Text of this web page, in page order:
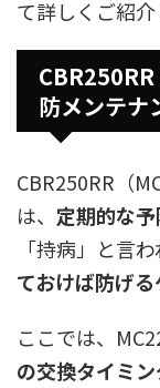
て詳しくご紹介
防メンテナ
CBR250RR（
は、 定期的な
「持病」と言
ておけば防げ
ここでは、
の交換タイミ